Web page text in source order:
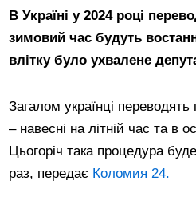
В Україні у 2024 році
зимовий час будуть
влітку було ухвалене
Загалом українці
– навесні на літній час та в
Цьогоріч така процедура
раз, передає Коломия 24.